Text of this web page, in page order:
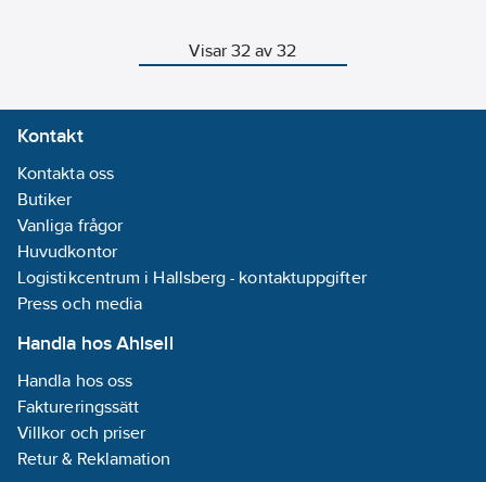
Visar 32 av 32
Kontakt
Kontakta oss
Butiker
Vanliga frågor
Huvudkontor
Logistikcentrum i Hallsberg - kontaktuppgifter
Press och media
Handla hos Ahlsell
Handla hos oss
Faktureringssätt
Villkor och priser
Retur & Reklamation